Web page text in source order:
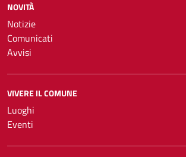
NOVITÀ
Notizie
Comunicati
Avvisi
VIVERE IL COMUNE
Luoghi
Eventi